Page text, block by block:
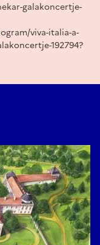
galakoncertje-
viva-italia-a-
192794?